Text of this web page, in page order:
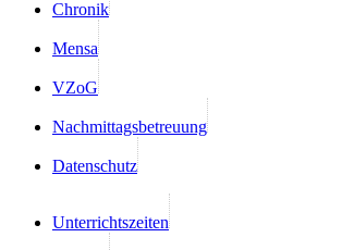
Chronik
Mensa
VZoG
Nachmittagsbetreuung
Datenschutz
Unterrichtszeiten